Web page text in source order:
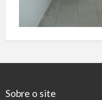
Sobre o site